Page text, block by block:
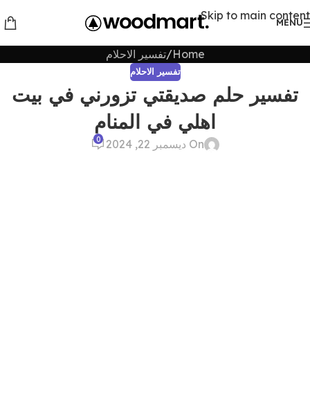
Skip to main content
MENU
Home تفسير الاحلام
تفسير الاحلام
تفسير حلم صديقتي تزورني في بيت
اهلي في المنام
On ديسمبر 22, 2024 0